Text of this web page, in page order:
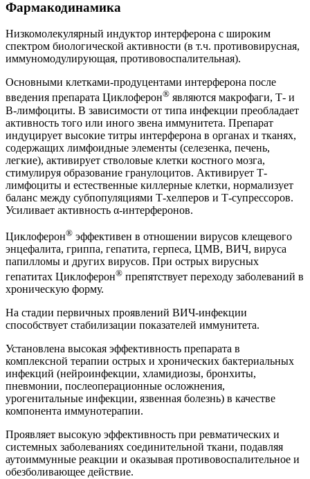
Фармакодинамика
Низкомолекулярный индуктор интерферона с широким
спектром биологической активности (в т.ч. противовирусная,
иммуномодулирующая, противовоспалительная).
Основными клетками-продуцентами интерферона после
введения препарата Циклоферон® являются макрофаги, Т- и
В-лимфоциты. В зависимости от типа инфекции преобладает
активность того или иного звена иммунитета. Препарат
индуцирует высокие титры интерферона в органах и тканях,
содержащих лимфоидные элементы (селезенка, печень,
легкие), активирует стволовые клетки костного мозга,
стимулируя образование гранулоцитов. Активирует Т-
лимфоциты и естественные киллерные клетки, нормализует
баланс между субпопуляциями Т-хелперов и Т-супрессоров.
Усиливает активность α-интерферонов.
Циклоферон® эффективен в отношении вирусов клещевого
энцефалита, гриппа, гепатита, герпеса, ЦМВ, ВИЧ, вируса
папилломы и других вирусов. При острых вирусных
гепатитах Циклоферон® препятствует переходу заболеваний в
хроническую форму.
На стадии первичных проявлений ВИЧ-инфекции
способствует стабилизации показателей иммунитета.
Установлена высокая эффективность препарата в
комплексной терапии острых и хронических бактериальных
инфекций (нейроинфекции, хламидиозы, бронхиты,
пневмонии, послеоперационные осложнения,
урогенитальные инфекции, язвенная болезнь) в качестве
компонента иммунотерапии.
Проявляет высокую эффективность при ревматических и
системных заболеваниях соединительной ткани, подавляя
аутоиммунные реакции и оказывая противовоспалительное и
обезболивающее действие.